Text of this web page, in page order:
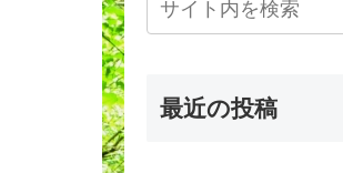
最近の投稿